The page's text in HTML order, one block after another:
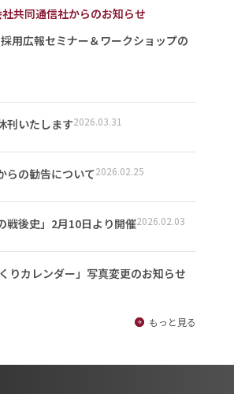
共同通信社からのお知らせ
用広報セミナー＆ワークショップの
刊いたします2026.03.31
らの勧告について2026.02.25
戦後史」2月10日より開催2026.02.03
りカレンダー」写真変更のお知らせ
もっと見る